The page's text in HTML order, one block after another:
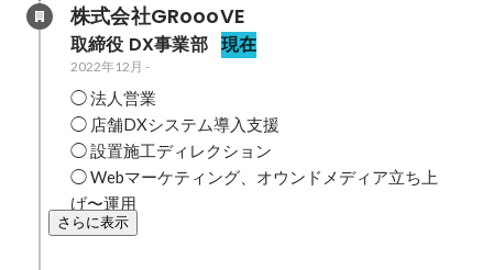
株式会社GRoooVE
取締役 DX事業部 現在
2022年12月 -
◯ 法人営業
◯ 店舗DXシステム導入支援
◯ 設置施工ディレクション
◯ Webマーケティング、オウンドメディア立ち上
げ〜運用
さらに表示